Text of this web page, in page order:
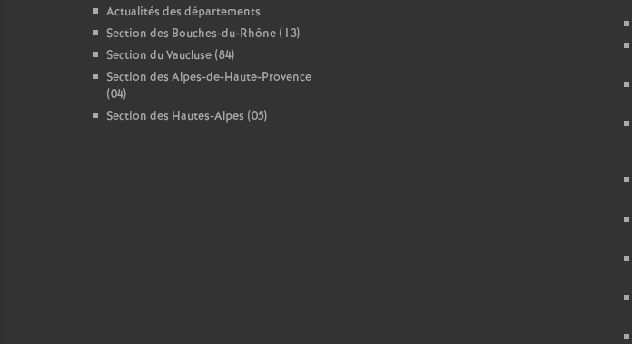
Actualités des départements
Section des Bouches-du-Rhône (13)
Section du Vaucluse (84)
Section des Alpes-de-Haute-Provence
(04)
Section des Hautes-Alpes (05)